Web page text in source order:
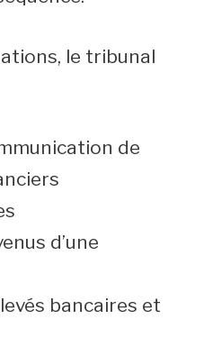
le tribunal
de
d’une
bancaires et